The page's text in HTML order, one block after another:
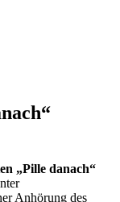
„Pille danach“
Anhörung des